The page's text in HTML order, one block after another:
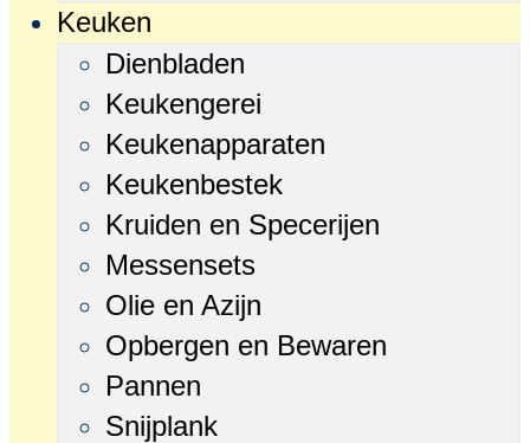
Keuken
Dienbladen
Keukengerei
Keukenapparaten
Keukenbestek
Kruiden en Specerijen
Messensets
Olie en Azijn
Opbergen en Bewaren
Pannen
Snijplank